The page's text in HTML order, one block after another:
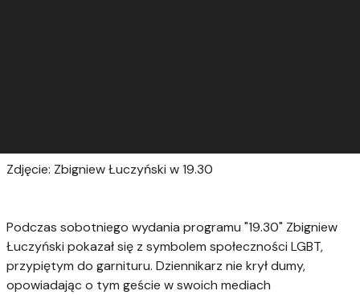
Zdjęcie: Zbigniew Łuczyński w 19.30
Podczas sobotniego wydania programu "19.30" Zbigniew
Łuczyński pokazał się z symbolem społeczności LGBT,
przypiętym do garnituru. Dziennikarz nie krył dumy,
opowiadając o tym geście w swoich mediach